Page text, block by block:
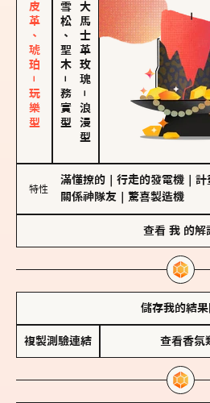
皮革、琥珀－玩樂型 雪松、聖木
－
務實型
大馬士革玫瑰
－
浪漫型
特性
滿懂撩的 行走的發電機 計
關係神隊友
驚喜製造機
查看 我 的解
儲存我的結果
複製測驗連結 查看香氛